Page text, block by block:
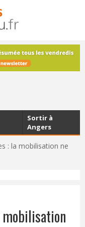
vendredi dans
: la mobilisation ne
Sortir à
Angers